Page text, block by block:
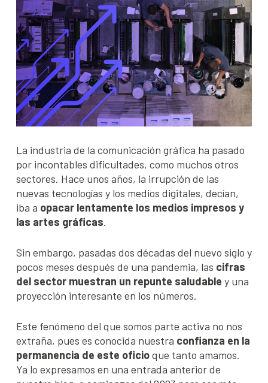
La industria de la comunicación gráfica ha pasado
por incontables dificultades, como muchos otros
sectores. Hace unos años, la irrupción de las
nuevas tecnologías y los medios digitales, decían,
iba a opacar lentamente los medios impresos y
las artes gráficas.
Sin embargo, pasadas dos décadas del nuevo siglo y
pocos meses después de una pandemia, las cifras
del sector muestran un repunte saludable y una
proyección interesante en los números.
Este fenómeno del que somos parte activa no nos
extraña, pues es conocida nuestra confianza en la
permanencia de este oficioque tanto amamos.
Ya lo expresamos en una entrada anterior de